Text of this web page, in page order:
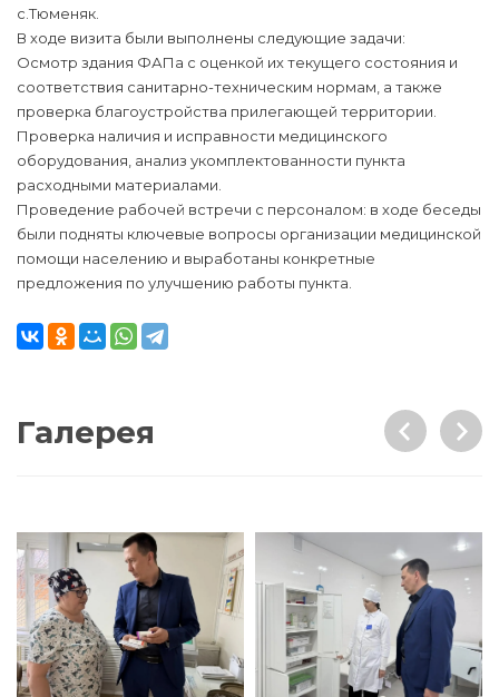
с.Тюменяк.
В ходе визита были выполнены следующие задачи:
Осмотр здания ФАПа с оценкой их текущего состояния и
соответствия санитарно-техническим нормам, а также
проверка благоустройства прилегающей территории.
Проверка наличия и исправности медицинского
оборудования, анализ укомплектованности пункта
расходными материалами.
Проведение рабочей встречи с персоналом: в ходе беседы
были подняты ключевые вопросы организации медицинской
помощи населению и выработаны конкретные
предложения по улучшению работы пункта.
Галерея